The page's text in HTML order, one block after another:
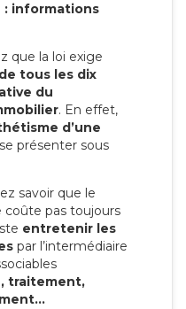
: informations
que la loi exige
tous les dix
du
. En effet,
d’une
présenter sous
savoir que le
coûte pas toujours
entretenir les
par l’intermédiaire
traitement,